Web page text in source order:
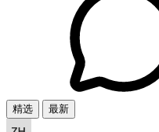
精选 最新